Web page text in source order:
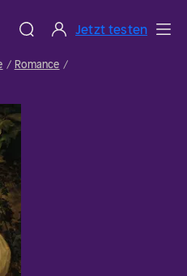
Jetzt testen
Romance